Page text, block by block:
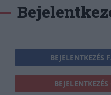
BEJELENTKEZÉS